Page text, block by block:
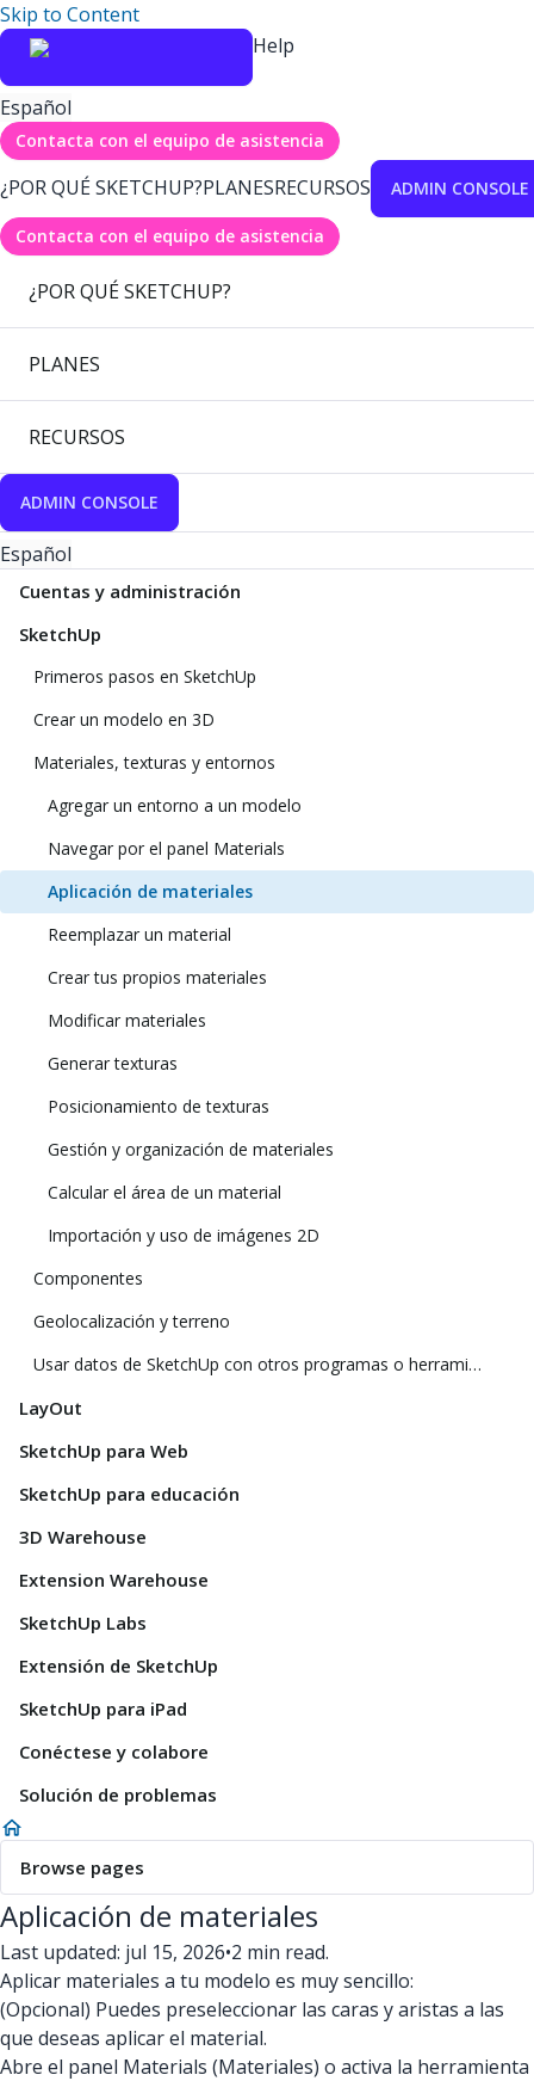
Skip to Content
Help
Español
Contacta con el equipo de asistencia
¿POR QUÉ SKETCHUP?PLANESRECURSOS ADMIN CONSOLE
Contacta con el equipo de asistencia
¿POR QUÉ SKETCHUP?
PLANES
RECURSOS
ADMIN CONSOLE
Español
Cuentas y administración
SketchUp
Primeros pasos en SketchUp
Crear un modelo en 3D
Materiales, texturas y entornos
Agregar un entorno a un modelo
Navegar por el panel Materials
Aplicación de materiales
Reemplazar un material
Crear tus propios materiales
Modificar materiales
Generar texturas
Posicionamiento de texturas
Gestión y organización de materiales
Calcular el área de un material
Importación y uso de imágenes 2D
Componentes
Geolocalización y terreno
Usar datos de SketchUp con otros programas o herramientas de modelado
LayOut
SketchUp para Web
SketchUp para educación
3D Warehouse
Extension Warehouse
SketchUp Labs
Extensión de SketchUp
SketchUp para iPad
Conéctese y colabore
Solución de problemas
Browse pages
Aplicación de materiales
Last updated: jul 15, 2026•2 min read.
Aplicar materiales a tu modelo es muy sencillo:
(Opcional) Puedes preseleccionar las caras y aristas a las
que deseas aplicar el material.
Abre el panel Materials (Materiales) o activa la herramienta